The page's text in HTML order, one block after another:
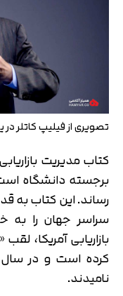
تصویری از فیلیپ کاتلر
کتاب مدیریت
رساند. این کتاب به
سراسر جهان را
بازاریابی آمریکا،
نامیدند.